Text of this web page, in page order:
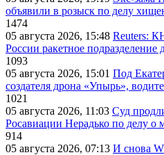
объявили в розыск по делу
1474
05 августа 2026, 15:48 Reuters:
России ракетное подразделение
1093
05 августа 2026, 15:01 Под
создателя дрона «Упырь»,
1021
05 августа 2026, 11:03 Суд
Росавиации Нерадько по делу о
914
05 августа 2026, 07:13 И снова